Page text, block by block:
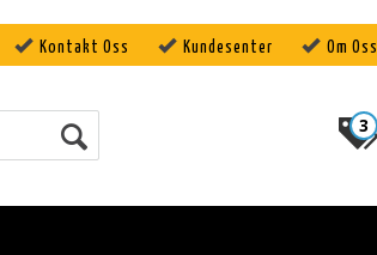
Kontakt Oss Kundesenter Om Oss
3